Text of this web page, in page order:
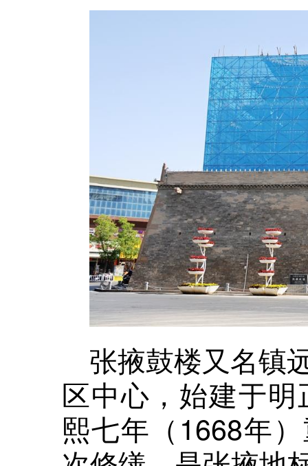
张掖鼓楼又名镇
区中心，始建于
熙七年（ 1668年